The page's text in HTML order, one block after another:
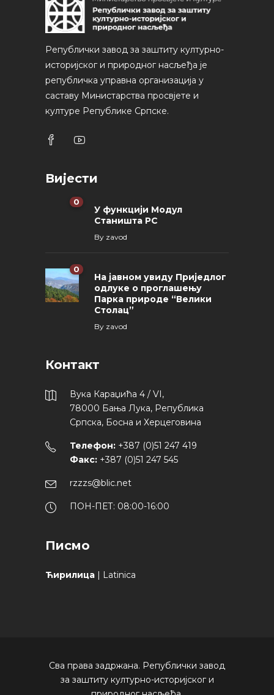
Републички завод за заштиту културно-
историјског и природног насљеђа је
републичка управна организација у
саставу Министарства просвјете и
културе Републике Српске.
Вијести
0
У функцији Модул
Станишта РС
By zavod
0
На јавном увиду Приједлог
oдлуке о проглашењу
Парка природе “Велики
Столац”
By zavod
Контакт
Вука Караџића 4 / VI,
78000 Бања Лука, Република
Српска, Босна и Херцеговина
Телефон: +387 (0)51 247 419
Факс: +387 (0)51 247 545
rzzzs@blic.net
ПОН-ПЕТ: 08:00-16:00
Писмо
Ћирилица | Latinica
Сва права задржана. Републички завод
за заштиту културно-историјског и